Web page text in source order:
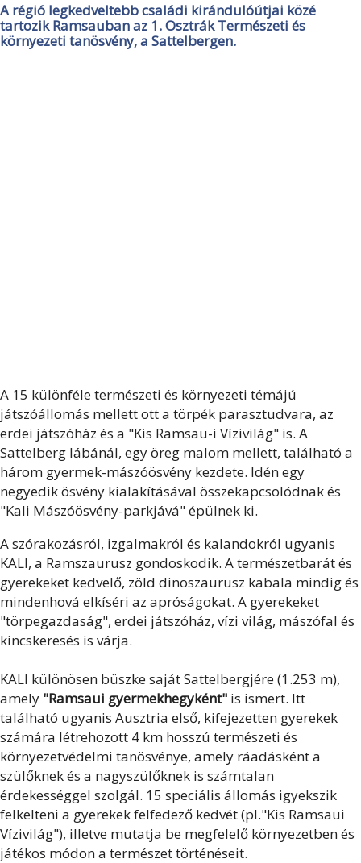
A régió legkedveltebb családi kirándulóútjai közé
tartozik Ramsauban az 1. Osztrák Természeti és
környezeti tanösvény, a Sattelbergen.
A 15 különféle természeti és környezeti témájú
játszóállomás mellett ott a törpék parasztudvara, az
erdei játszóház és a "Kis Ramsau-i Vízivilág" is. A
Sattelberg lábánál, egy öreg malom mellett, található a
három gyermek-mászóösvény kezdete. Idén egy
negyedik ösvény kialakításával összekapcsolódnak és
"Kali Mászóösvény-parkjává" épülnek ki.
A szórakozásról, izgalmakról és kalandokról ugyanis
KALI, a Ramszaurusz gondoskodik. A természetbarát és
gyerekeket kedvelő, zöld dinoszaurusz kabala mindig és
mindenhová elkíséri az apróságokat. A gyerekeket
"törpegazdaság", erdei játszóház, vízi világ, mászófal és
kincskeresés is várja.
KALI különösen büszke saját Sattelbergjére (1.253 m),
amely "Ramsaui gyermekhegyként" is ismert. Itt
található ugyanis Ausztria első, kifejezetten gyerekek
számára létrehozott 4 km hosszú természeti és
környezetvédelmi tanösvénye, amely ráadásként a
szülőknek és a nagyszülőknek is számtalan
érdekességgel szolgál. 15 speciális állomás igyekszik
felkelteni a gyerekek felfedező kedvét (pl."Kis Ramsaui
Vízivilág"), illetve mutatja be megfelelő környezetben és
játékos módon a természet történéseit.